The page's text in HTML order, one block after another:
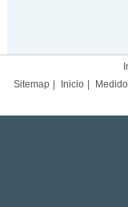
Sitemap
Inicio